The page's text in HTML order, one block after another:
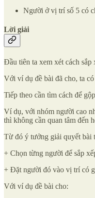
Người ở vị trí số 5 có
Lời giải
Đầu tiên ta xem xét cách
Với ví dụ đề bài đã cho, ta
Tiếp theo cần tìm cách để
Ví dụ, với nhóm người cao
thì không cần quan tâm đến
Từ đó ý tưởng giải quyết bài
+ Chọn từng người để sắp
+ Đặt người đó vào vị trí có
Với ví dụ đề bài cho: